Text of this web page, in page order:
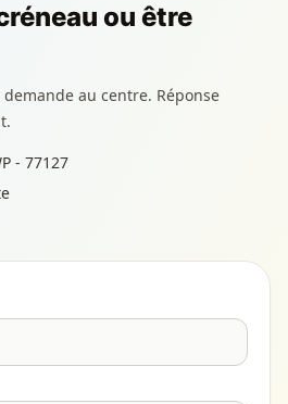
ou être
au centre. Réponse
- 77127